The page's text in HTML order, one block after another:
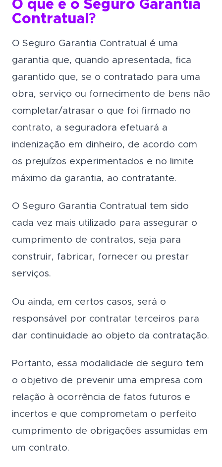
O que é o Seguro Garantia
Contratual ?
O Seguro Garantia Contratual é uma
garantia que, quando apresentada, fica
garantido que, se o contratado para uma
obra, serviço ou fornecimento de bens não
completar/atrasar o que foi firmado no
contrato, a seguradora efetuará a
indenização em dinheiro, de acordo com
os prejuízos experimentados e no limite
máximo da garantia, ao contratante.
O Seguro Garantia Contratual tem sido
cada vez mais utilizado para assegurar o
cumprimento de contratos, seja para
construir, fabricar, fornecer ou prestar
serviços.
Ou ainda, em certos casos, será o
responsável por contratar terceiros para
dar continuidade ao objeto da contratação.
Portanto, essa modalidade de seguro tem
o objetivo de prevenir uma empresa com
relação à ocorrência de fatos futuros e
incertos e que comprometam o perfeito
cumprimento de obrigações assumidas em
um contrato.